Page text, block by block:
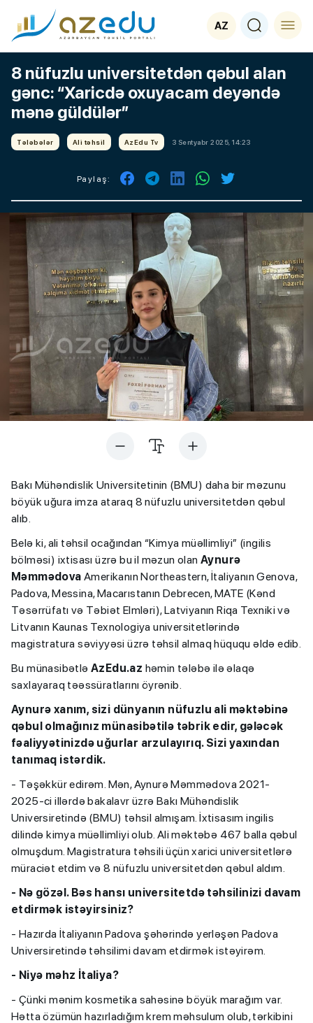
AZ
8 nüfuzlu universitetdən qəbul alan
gənc: “Xaricdə oxuyacam deyəndə
mənə güldülər”
Tələbələr Ali təhsil AzEdu Tv 3 Sentyabr 2025, 14:23
Paylaş:
Bakı Mühəndislik Universitetinin (BMU) daha bir məzunu
böyük uğura imza ataraq 8 nüfuzlu universitetdən qəbul
alıb.
Belə ki, ali təhsil ocağından “Kimya müəllimliyi” (ingilis
bölməsi) ixtisası üzrə bu il məzun olan Aynurə
Məmmədova Amerikanın Northeastern, İtaliyanın Genova,
Padova, Messina, Macarıstanın Debrecen, MATE (Kənd
Təsərrüfatı və Təbiət Elmləri), Latviyanın Riqa Texniki və
Litvanın Kaunas Texnologiya universitetlərində
magistratura səviyyəsi üzrə təhsil almaq hüququ əldə edib.
Bu münasibətlə AzEdu.az həmin tələbə ilə əlaqə
saxlayaraq təəssüratlarını öyrənib.
Aynurə xanım, sizi dünyanın nüfuzlu ali məktəbinə
qəbul olmağınız münasibətilə təbrik edir, gələcək
fəaliyyətinizdə uğurlar arzulayırıq. Sizi yaxından
tanımaq istərdik.
- Təşəkkür edirəm. Mən, Aynurə Məmmədova 2021-
2025-ci illərdə bakalavr üzrə Bakı Mühəndislik
Universiretində (BMU) təhsil almışam. İxtisasım ingilis
dilində kimya müəllimliyi olub. Ali məktəbə 467 balla qəbul
olmuşdum. Magistratura təhsili üçün xarici universitetlərə
müraciət etdim və 8 nüfuzlu universitetdən qəbul aldım.
- Nə gözəl. Bəs hansı universitetdə təhsilinizi davam
etdirmək istəyirsiniz?
- Hazırda İtaliyanın Padova şəhərində yerləşən Padova
Universiretində təhsilimi davam etdirmək istəyirəm.
- Niyə məhz İtaliya?
- Çünki mənim kosmetika sahəsinə böyük marağım var.
Hətta özümün hazırladığım krem məhsulum olub, tərkibini